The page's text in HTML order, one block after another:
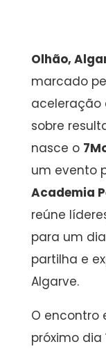
Olhão,
marcado
aceleração
sobre
nasce o
um evento
Academia
reúne
para um
partilha e
Algarve.
O encontro
próximo dia